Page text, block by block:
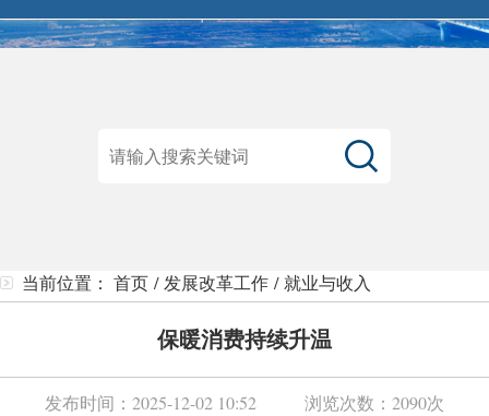
当前位置： 首页 / 发展改革工作 / 就业与收入
保暖消费持续升温
发布时间： 2025-12-02 10:52 浏览次数： 2090次